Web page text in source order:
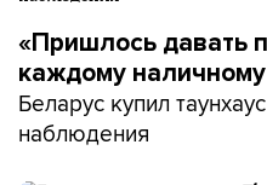
«Пришлось давать
каждому
Беларус купил
наблюдения